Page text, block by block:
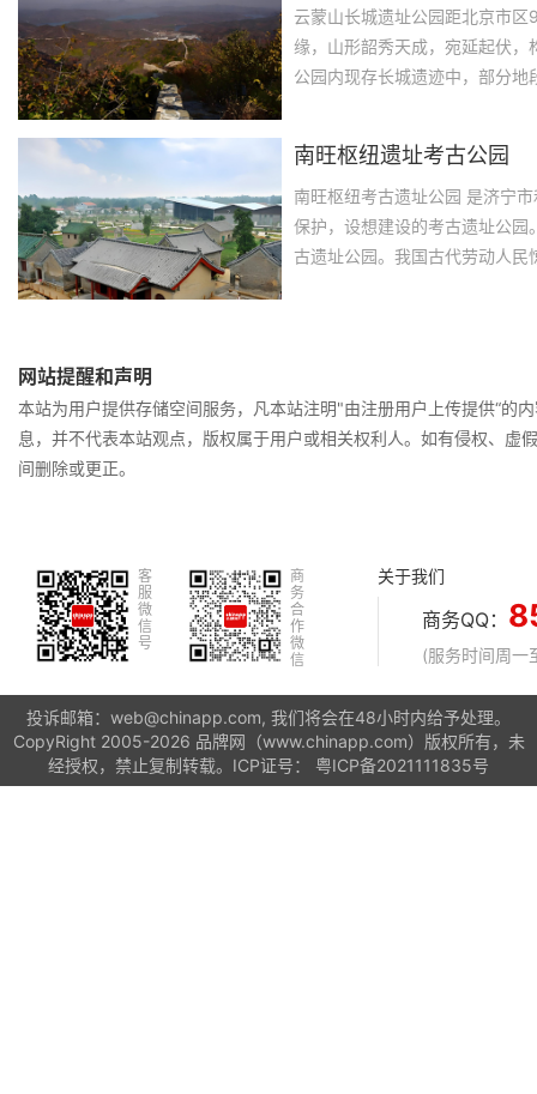
云蒙山长城遗址公园距北京市
缘，山形韶秀天成，宛延起伏
公园内现存长城遗迹中，部分
南旺枢纽遗址考古公园
南旺枢纽考古遗址公园 是济宁
保护，设想建设的考古遗址公
古遗址公园。我国古代劳动人
网站提醒和声明
本站为用户提供存储空间服务，凡本站注明"由注册用户上传提供“的
息，并不代表本站观点，版权属于用户或相关权利人。如有侵权、
间删除或更正。
客
服
微
信
号
商
务
合
作
微
信
关于我们
商务QQ：
(服务时间周
投诉邮箱：web@chinapp.com, 我们将会在48小时内给予处理。
CopyRight 2005-2026 品牌网（www.chinapp.com）版权所有，未
经授权，禁止复制转载。ICP证号： 粤ICP备2021111835号